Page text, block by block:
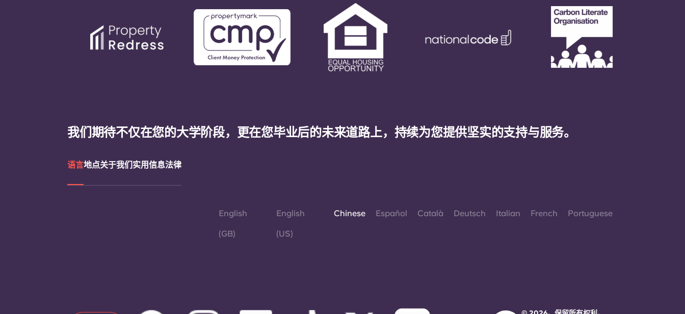
我们期待不仅在您的大学阶段，更在您毕业后的未来道路上，持续为您提供坚实的支持与服务。
语言地点关于我们实用信息法律
English
(GB)
English
(US)
Chinese Español Català Deutsch Italian French Portuguese